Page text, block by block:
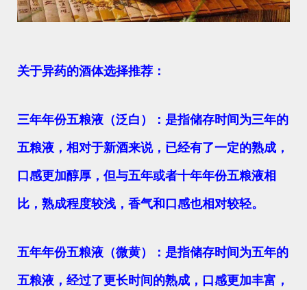
关于异药的酒体选择推荐：
三年年份五粮液（泛白）：是指储存时间为三年的
五粮液，相对于新酒来说，已经有了一定的熟成，
口感更加醇厚，但与五年或者十年年份五粮液相
比，熟成程度较浅，香气和口感也相对较轻。
五年年份五粮液（微黄）：是指储存时间为五年的
五粮液，经过了更长时间的熟成，口感更加丰富，